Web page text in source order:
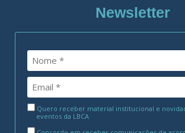
Newsletter
Quero receber material institucional e
eventos da LBCA